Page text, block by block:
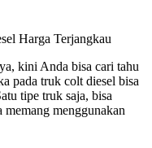
kini Anda bisa cari tahu
pada truk colt diesel bisa
tipe truk saja, bisa
menggunakan